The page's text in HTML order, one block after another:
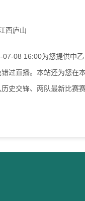
西庐山
07-08 16:00为您提供中
过直播。本站还为您在
史交锋、两队最新比赛